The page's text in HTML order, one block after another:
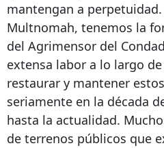
mantengan a
Multnomah, tenemos la
del Agrimensor del
extensa labor a lo largo
restaurar y mantener
seriamente en la década
hasta la actualidad.
de terrenos públicos que